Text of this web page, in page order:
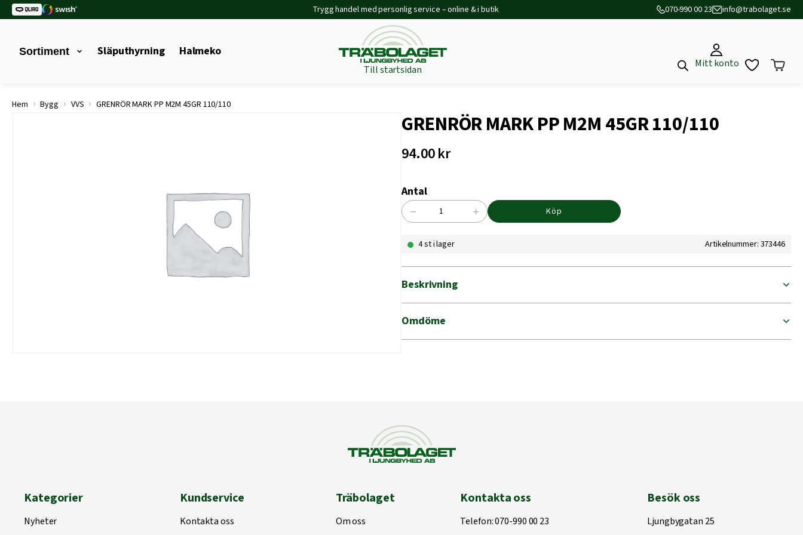
Trygg handel med personlig service – online & i butik 070-990 00 23 info@trabolaget.se
Sortiment Släputhyrning Halmeko
Till startsidan
Mitt konto
Hem › Bygg › VVS › GRENRÖR MARK PP M2M 45GR 110/110
GRENRÖR MARK PP M2M 45GR 110/110
94.00kr
Antal
GRENRÖR
PP
45GR
110/110
mängd
− + Köp
4 st i lager Artikelnummer: 373446
Beskrivning
Omdöme
Kategorier
Nyheter
Kundservice
Kontakta oss
Träbolaget
Om oss
Kontakta oss
Telefon:070-990 00 23
Besök oss
Ljungbygatan 25